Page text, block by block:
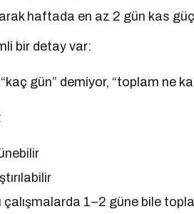
haftada en az 2 gün kas
bir detay var:
gün” demiyor, “toplam ne
çalışmalarda 1–2 güne bile